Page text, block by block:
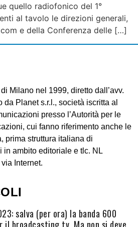
quello radiofonico del 1°
al tavolo le direzioni generali,
e della Conferenza delle […]
Milano nel 1999, diretto dall’avv.
da Planet s.r.l., società iscritta al
presso l’Autorità per le
cui fanno riferimento anche le
prima struttura italiana di
in ambito editoriale e tlc. NL
Internet.
salva (per ora) la banda 600